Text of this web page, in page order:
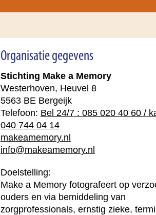
Organisatie gegevens
Stichting Make a Memory
Westerhoven, Heuvel 8
5563 BE Bergeijk
Telefoon: Bel 24/7 : 085 020 40 60 /
040 744 04 14
makeamemory.nl
info@makeamemory.nl
Doelstelling:
Make a Memory fotografeert op
ouders en via bemiddeling van
zorgprofessionals, ernstig zieke,